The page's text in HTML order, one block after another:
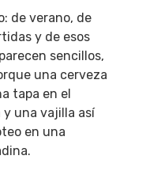
de verano, de
y de esos
sencillos,
una cerveza
tapa en el
una vajilla así
en una